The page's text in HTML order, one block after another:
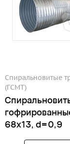
Спиральновитые
(ГСМТ)
68х13, d=0,9